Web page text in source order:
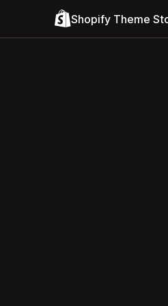
Shopify Theme